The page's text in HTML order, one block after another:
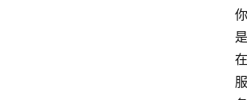
你
是
在
服